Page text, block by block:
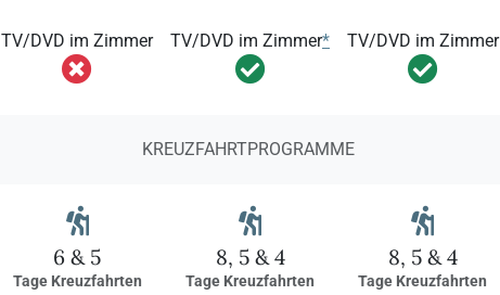
TV/DVD im Zimmer TV/DVD im Zimmer* TV/DVD im Zimmer
KREUZFAHRTPROGRAMME
6 & 5
Tage Kreuzfahrten
8, 5 & 4
Tage Kreuzfahrten
8, 5 & 4
Tage Kreuzfahrten